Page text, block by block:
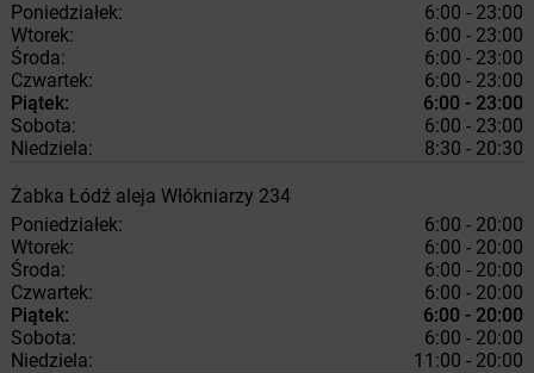
Poniedziałek:
6:00 - 23:00
Wtorek:
6:00 - 23:00
Środa:
6:00 - 23:00
Czwartek:
6:00 - 23:00
Piątek:
6:00 - 23:00
Sobota:
6:00 - 23:00
Niedziela:
8:30 - 20:30
Żabka Łódź aleja Włókniarzy 234
Poniedziałek:
6:00 - 20:00
Wtorek:
6:00 - 20:00
Środa:
6:00 - 20:00
Czwartek:
6:00 - 20:00
Piątek:
6:00 - 20:00
Sobota:
6:00 - 20:00
Niedziela:
11:00 - 20:00